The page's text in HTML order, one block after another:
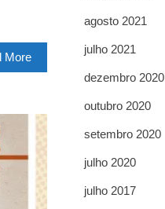
More
agosto 2021
julho 2021
dezembro 2020
outubro 2020
setembro 2020
julho 2020
julho 2017